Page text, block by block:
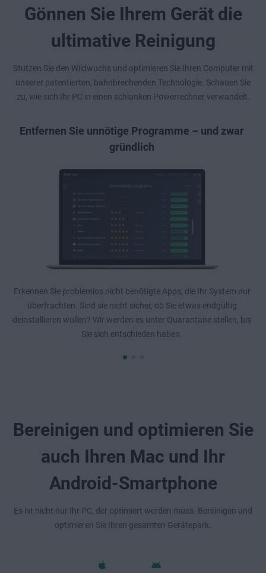
Gönnen Sie Ihrem Gerät die
ultimative Reinigung
Stutzen Sie den Wildwuchs und optimieren Sie Ihren Computer mit
unserer patentierten, bahnbrechenden Technologie. Schauen Sie
zu, wie sich Ihr PC in einen schlanken Powerrechner verwandelt.
Entfernen Sie unnötige Programme – und zwar
gründlich
Erkennen Sie problemlos nicht benötigte Apps, die Ihr System nur
überfrachten. Sind sie nicht sicher, ob Sie etwas endgültig
deinstallieren wollen? Wir werden es unter Quarantäne stellen, bis
Sie sich entschieden haben.
Bereinigen und optimieren Sie
auch Ihren Mac und Ihr
Android-Smartphone
Es ist nicht nur Ihr PC, der optimiert werden muss. Bereinigen und
optimieren Sie Ihren gesamten Gerätepark.